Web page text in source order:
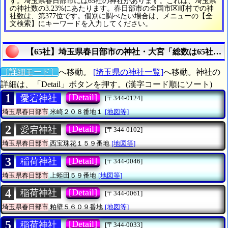
の神社数の3.23%にあたります。春日部市の全国市区町村での神
社数は、第377位です。個別に調べたい場合は、メニューの【全
文検索】にキーワードを入力してください。
【65社】埼玉県春日部市の神社・大宮「総数は65社」
〔詳細モード〕 へ移動。 [埼玉県の神社一覧]へ移動。神社の
詳細は、「Detail」ボタンを押す。(漢字コード順にソート)
1 愛宕神社 [Detail]
[〒344-0124]
埼玉県春日部市米崎２０８番地１ [地図等]
2 愛宕神社 [Detail]
[〒344-0102]
埼玉県春日部市西宝珠花１５９番地 [地図等]
3 稲荷神社 [Detail]
[〒344-0046]
埼玉県春日部市上蛭田５９番地 [地図等]
4 稲荷神社 [Detail]
[〒344-0061]
埼玉県春日部市 粕壁５６０９番地 [地図等]
5 稲荷神社 [Detail] [〒344-0033]